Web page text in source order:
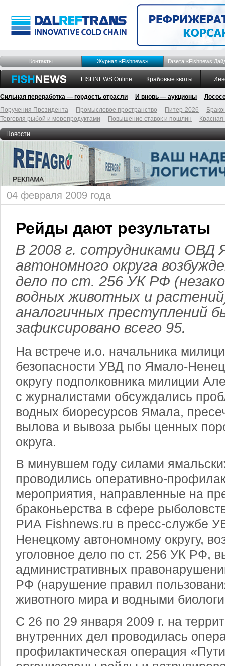
Контакты Журнал «Fishnews» Газета «Fishnews
FISHNEWS Online Крабовые квоты
Сильная переработка — гордость отрасли И вновь — аукционы
Поручения Президента
Промысловое пространство Питер-2026
Торговля рыбой и морепродуктами
Повышение ставок и пошлин
Новости
04 февраля 2009 года
Рейды дают результаты
В 2008 г. сотрудниками ОВД
автономного округа
дело по ст. 256 УК РФ
водных животных и
аналогичных преступлений
зафиксировано всего 95.
На встрече и.о. начальника
безопасности УВД по Ямало-
округу подполковника милиции
с журналистами обсуждались
водных биоресурсов Ямала,
вылова и вывоза рыбы ценных
округа.
В минувшем году силами
проводились оперативно-
мероприятия, направленные на
браконьерства в сфере
РИА Fishnews.ru в пресс-службе
Ненецкому автономному округу,
уголовное дело по ст. 256 УК РФ,
административных
РФ (нарушение правил
животного мира и водными
С 26 по 29 января 2009 г. на
внутренних дел проводилась
профилактическая операция